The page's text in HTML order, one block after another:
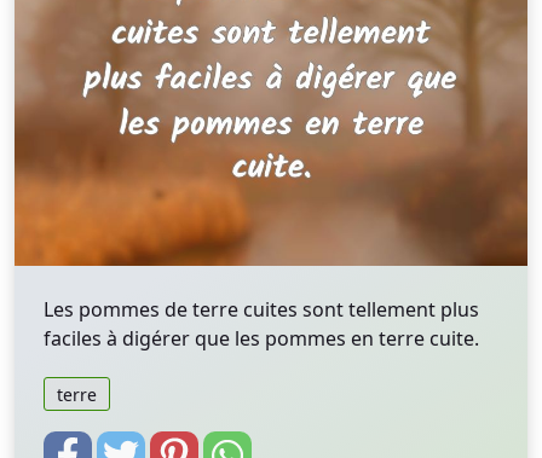
Les pommes de terre cuites sont tellement plus
faciles à digérer que les pommes en terre cuite.
terre